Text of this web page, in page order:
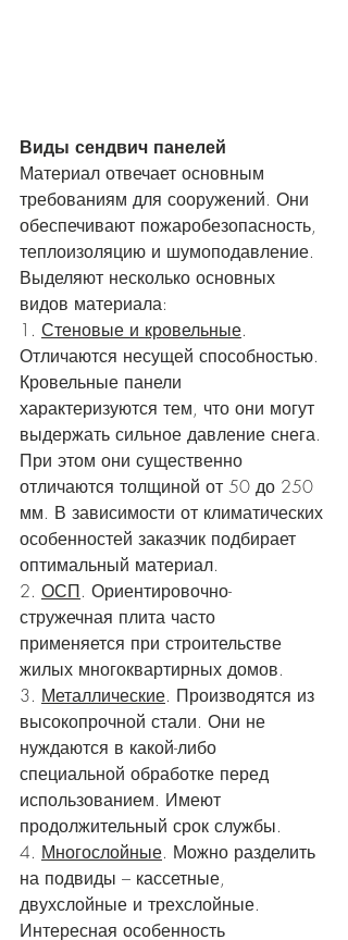
Виды сендвич панелей
Материал отвечает основным
требованиям для сооружений. Они
обеспечивают пожаробезопасность,
теплоизоляцию и шумоподавление.
Выделяют несколько основных
видов материала:
1. Стеновые и кровельные.
Отличаются несущей способностью.
Кровельные панели
характеризуются тем, что они могут
выдержать сильное давление снега.
При этом они существенно
отличаются толщиной от 50 до 250
мм. В зависимости от климатических
особенностей заказчик подбирает
оптимальный материал.
2. ОСП. Ориентировочно-
стружечная плита часто
применяется при строительстве
жилых многоквартирных домов.
3. Металлические. Производятся из
высокопрочной стали. Они не
нуждаются в какой-либо
специальной обработке перед
использованием. Имеют
продолжительный срок службы.
4. Многослойные. Можно разделить
на подвиды – кассетные,
двухслойные и трехслойные.
Интересная особенность